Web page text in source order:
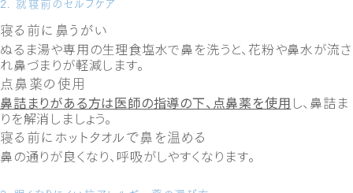
寝る前に鼻うがい
ぬるま湯や専用の生理食塩水で鼻を洗うと、花粉や鼻水が流さ
れ鼻づまりが軽減します。
点鼻薬の使用
鼻詰まりがある方は医師の指導の下、点鼻薬を使用 し、鼻詰ま
りを解消しましょう。
寝る前にホットタオルで鼻を温める
鼻の通りが良くなり、呼吸がしやすくなります。